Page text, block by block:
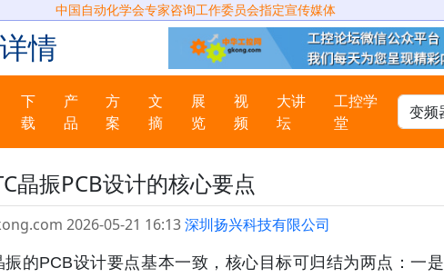
中国自动化学会专家咨询工作委员会指定宣传媒体
情
下
载
产
品
方
案
文
摘
展
览
视
频
大讲
坛
工控学
堂
晶振PCB设计的核心要点
2026-05-21 16:13深圳扬兴科技有限公司
的PCB设计要点基本一致，核心目标可归结为两点：一是